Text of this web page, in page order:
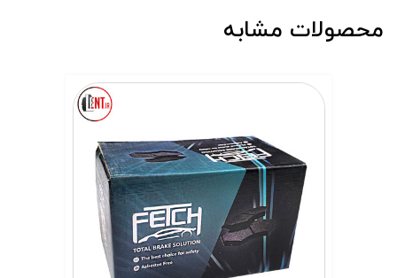
محصولات مشابه